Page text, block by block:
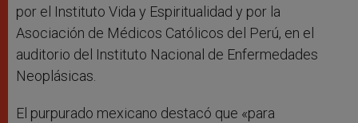
por el Instituto Vida y Espiritualidad y por la
Asociación de Médicos Católicos del Perú, en el
auditorio del Instituto Nacional de Enfermedades
Neoplásicas.
El purpurado mexicano destacó que «para